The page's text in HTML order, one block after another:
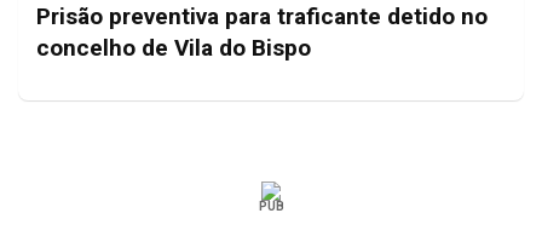
Prisão preventiva para traficante detido no
concelho de Vila do Bispo
PUB